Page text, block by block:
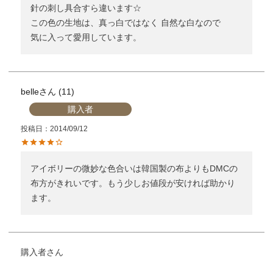
針の刺し具合すら違います☆
この色の生地は、真っ白ではなく 自然な白なので
気に入って愛用しています。
belle
11
購入者
投稿日 2014/09/12
アイボリーの微妙な色合いは韓国製の布よりもDMCの
布方がきれいです。もう少しお値段が安ければ助かり
ます。
購入者